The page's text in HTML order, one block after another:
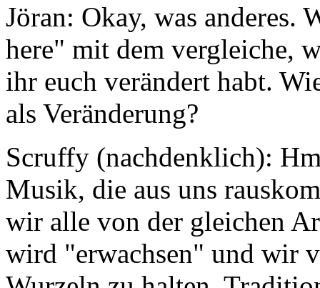
Jöran: Okay, was anderes.
here" mit dem vergleiche,
ihr euch verändert habt.
als Veränderung?
Scruffy (nachdenklich):
Musik, die aus uns
wir alle von der gleichen
wird "erwachsen" und wir